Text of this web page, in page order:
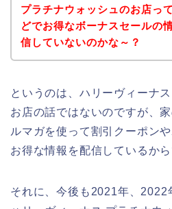
プラチナウォッシュのお店っ
どでお得なボーナスセールの
信していないのかな～？
というのは、ハリーヴィーナ
お店の話ではないのですが、
ルマガを使って割引クーポン
お得な情報を配信しているから
それに、今後も2021年、2022